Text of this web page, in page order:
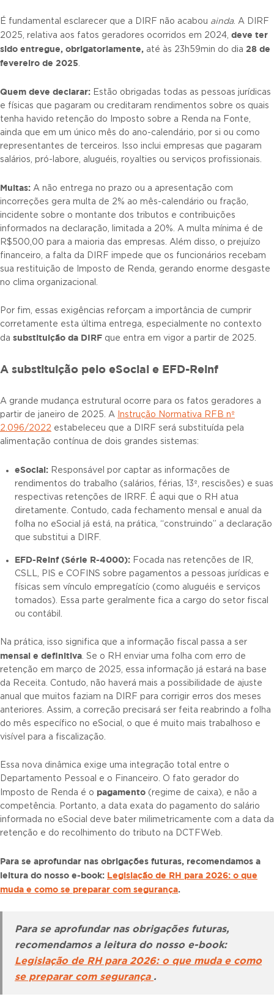
É fundamental esclarecer que a DIRF não acabou ainda. A DIRF
2025, relativa aos fatos geradores ocorridos em 2024, deve ter
sido entregue, obrigatoriamente, até às 23h59min do dia 28 de
fevereiro de 2025.
Quem deve declarar: Estão obrigadas todas as pessoas jurídicas
e físicas que pagaram ou creditaram rendimentos sobre os quais
tenha havido retenção do Imposto sobre a Renda na Fonte,
ainda que em um único mês do ano-calendário, por si ou como
representantes de terceiros. Isso inclui empresas que pagaram
salários, pró-labore, aluguéis, royalties ou serviços profissionais.
Multas: A não entrega no prazo ou a apresentação com
incorreções gera multa de 2% ao mês-calendário ou fração,
incidente sobre o montante dos tributos e contribuições
informados na declaração, limitada a 20%. A multa mínima é de
R$500,00 para a maioria das empresas. Além disso, o prejuízo
financeiro, a falta da DIRF impede que os funcionários recebam
sua restituição de Imposto de Renda, gerando enorme desgaste
no clima organizacional.
Por fim, essas exigências reforçam a importância de cumprir
corretamente esta última entrega, especialmente no contexto
da substituição da DIRF que entra em vigor a partir de 2025.
A substituição pelo eSocial e EFD-Reinf
A grande mudança estrutural ocorre para os fatos geradores a
partir de janeiro de 2025. A Instrução Normativa RFB nº
2.096/2022 estabeleceu que a DIRF será substituída pela
alimentação contínua de dois grandes sistemas:
eSocial: Responsável por captar as informações de
rendimentos do trabalho (salários, férias, 13º, rescisões) e suas
respectivas retenções de IRRF. É aqui que o RH atua
diretamente. Contudo, cada fechamento mensal e anual da
folha no eSocial já está, na prática, “construindo” a declaração
que substitui a DIRF.
EFD-Reinf (Série R-4000): Focada nas retenções de IR,
CSLL, PIS e COFINS sobre pagamentos a pessoas jurídicas e
físicas sem vínculo empregatício (como aluguéis e serviços
tomados). Essa parte geralmente fica a cargo do setor fiscal
ou contábil.
Na prática, isso significa que a informação fiscal passa a ser
mensal e definitiva. Se o RH enviar uma folha com erro de
retenção em março de 2025, essa informação já estará na base
da Receita. Contudo, não haverá mais a possibilidade de ajuste
anual que muitos faziam na DIRF para corrigir erros dos meses
anteriores. Assim, a correção precisará ser feita reabrindo a folha
do mês específico no eSocial, o que é muito mais trabalhoso e
visível para a fiscalização.
Essa nova dinâmica exige uma integração total entre o
Departamento Pessoal e o Financeiro. O fato gerador do
Imposto de Renda é o pagamento (regime de caixa), e não a
competência. Portanto, a data exata do pagamento do salário
informada no eSocial deve bater milimetricamente com a data da
retenção e do recolhimento do tributo na DCTFWeb.
Para se aprofundar nas obrigações futuras, recomendamos a
leitura do nosso e-book: Legislação de RH para 2026: o que
muda e como se preparar com segurança.
Para se aprofundar nas obrigações futuras,
recomendamos a leitura do nosso e-book:
Legislação de RH para 2026: o que muda e como
se preparar com segurança .